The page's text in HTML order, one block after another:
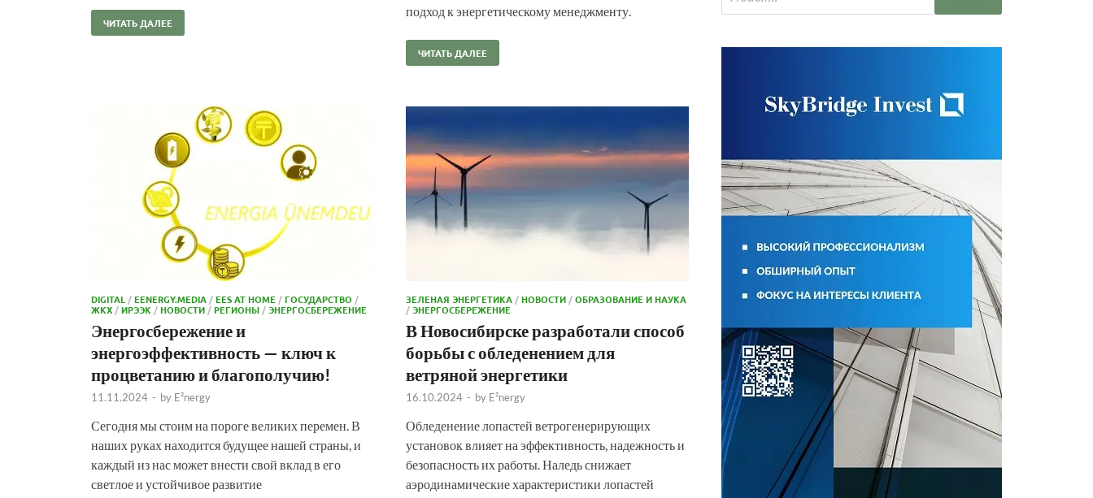
ЧИТАТЬ ДАЛЕЕ
подход к энергетическому менеджменту.
ЧИТАТЬ ДАЛЕЕ
DIGITAL /EENERGY.MEDIA /EES AT HOME /ГОСУДАРСТВО /
ЖКХ /ИРЭЭК /НОВОСТИ /РЕГИОНЫ /ЭНЕРГОСБЕРЕЖЕНИЕ
Энергосбережение и
энергоэффективность — ключ к
процветанию и благополучию!
11.11.2024 - by E²nergy
Сегодня мы стоим на пороге великих перемен. В
наших руках находится будущее нашей страны, и
каждый из нас может внести свой вклад в его
светлое и устойчивое развитие
ЗЕЛЕНАЯ ЭНЕРГЕТИКА /НОВОСТИ /ОБРАЗОВАНИЕ И НАУКА
/ЭНЕРГОСБЕРЕЖЕНИЕ
В Новосибирске разработали способ
борьбы с обледенением для
ветряной энергетики
16.10.2024 - by E²nergy
Обледенение лопастей ветрогенерирующих
установок влияет на эффективность, надежность и
безопасность их работы. Наледь снижает
аэродинамические характеристики лопастей